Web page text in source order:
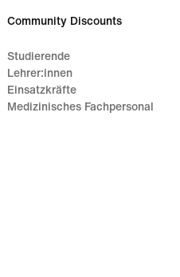
Community Discounts
Studierende
Lehrer:innen
Einsatzkräfte
Medizinisches Fachpersonal